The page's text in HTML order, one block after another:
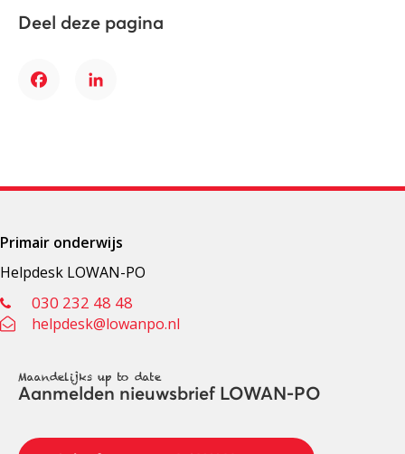
Deel deze pagina
FacebookLinkedIn
Primair onderwijs
Helpdesk LOWAN-PO
030 232 48 48
helpdesk@lowanpo.nl
Maandelijks up to date
Aanmelden nieuwsbrief LOWAN-PO